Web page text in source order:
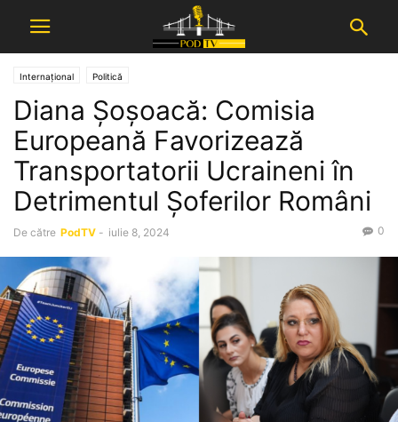
Internațional Politică
Diana Șoșoacă: Comisia
Europeană Favorizează
Transportatorii Ucraineni în
Detrimentul Șoferilor Români
De către PodTV - iulie 8, 2024 0